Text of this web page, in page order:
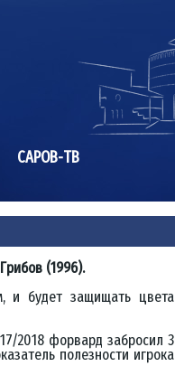
САРОВ-ТВ
(1996).
и будет защищать цвета
2018 форвард забросил 3
полезности игрока